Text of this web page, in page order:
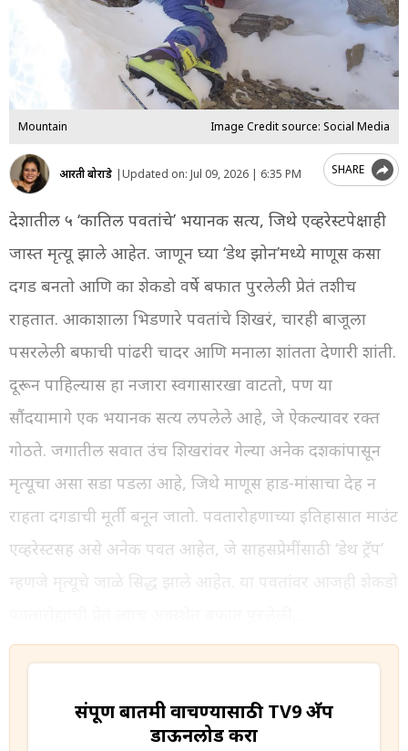
Mountain Image Credit source: Social Media
आरती बोराडे |Updated on: Jul 09, 2026 | 6:35 PM SHARE
देशातील ५ ‘कातिल पर्वतांचे’ भयानक सत्य, जिथे एव्हरेस्टपेक्षाही
जास्त मृत्यू झाले आहेत. जाणून घ्या ‘डेथ झोन’मध्ये माणूस कसा
दगड बनतो आणि का शेकडो वर्षे बर्फात पुरलेली प्रेतं तशीच
राहतात. आकाशाला भिडणारे पर्वतांचे शिखरं, चारही बाजूला
पसरलेली बर्फाची पांढरी चादर आणि मनाला शांतता देणारी शांती.
दूरून पाहिल्यास हा नजारा स्वर्गासारखा वाटतो, पण या
सौंदर्यामागे एक भयानक सत्य लपलेले आहे, जे ऐकल्यावर रक्त
गोठते. जगातील सर्वात उंच शिखरांवर गेल्या अनेक दशकांपासून
मृत्यूचा असा सडा पडला आहे, जिथे माणूस हाड-मांसाचा देह न
राहता दगडाची मूर्ती बनून जातो. पर्वतारोहणाच्या इतिहासात माउंट
एव्हरेस्टसह असे अनेक पर्वत आहेत, जे साहसप्रेमींसाठी ‘डेथ ट्रॅप’
म्हणजे मृत्यूचे जाळे सिद्ध झाले आहेत. या पर्वतांवर आजही शेकडो
संपूर्ण बातमी वाचण्यासाठी TV9 अ‍ॅप
डाऊनलोड करा